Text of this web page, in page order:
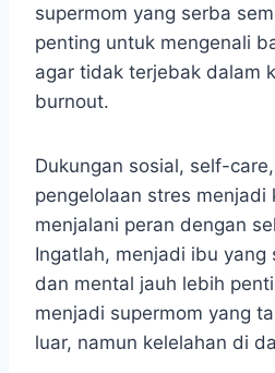
supermom yang serba
penting untuk mengenali
agar tidak terjebak dalam
burnout.
Dukungan sosial, self-
pengelolaan stres menjadi
menjalani peran dengan
Ingatlah, menjadi ibu yang
dan mental jauh lebih
menjadi supermom yang
luar, namun kelelahan di